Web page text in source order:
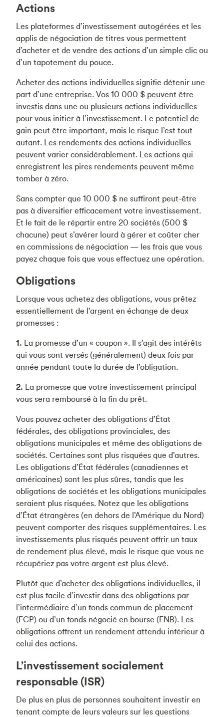
Actions
Les plateformes d’investissement autogérées et les
applis de négociation de titres vous permettent
d’acheter et de vendre des actions d’un simple clic ou
d’un tapotement du pouce.
Acheter des actions individuelles signifie détenir une
part d’une entreprise. Vos 10 000 $ peuvent être
investis dans une ou plusieurs actions individuelles
pour vous initier à l’investissement. Le potentiel de
gain peut être important, mais le risque l’est tout
autant. Les rendements des actions individuelles
peuvent varier considérablement. Les actions qui
enregistrent les pires rendements peuvent même
tomber à zéro.
Sans compter que 10 000 $ ne suffiront peut-être
pas à diversifier efficacement votre investissement.
Et le fait de le répartir entre 20 sociétés (500 $
chacune) peut s’avérer lourd à gérer et coûter cher
en commissions de négociation — les frais que vous
payez chaque fois que vous effectuez une opération.
Obligations
Lorsque vous achetez des obligations, vous prêtez
essentiellement de l’argent en échange de deux
promesses :
1. La promesse d’un « coupon ». Il s’agit des intérêts
qui vous sont versés (généralement) deux fois par
année pendant toute la durée de l’obligation.
2. La promesse que votre investissement principal
vous sera remboursé à la fin du prêt.
Vous pouvez acheter des obligations d’État
fédérales, des obligations provinciales, des
obligations municipales et même des obligations de
sociétés. Certaines sont plus risquées que d’autres.
Les obligations d’État fédérales (canadiennes et
américaines) sont les plus sûres, tandis que les
obligations de sociétés et les obligations municipales
seraient plus risquées. Notez que les obligations
d’État étrangères (en dehors de l’Amérique du Nord)
peuvent comporter des risques supplémentaires. Les
investissements plus risqués peuvent offrir un taux
de rendement plus élevé, mais le risque que vous ne
récupériez pas votre argent est plus élevé.
Plutôt que d’acheter des obligations individuelles, il
est plus facile d’investir dans des obligations par
l’intermédiaire d’un fonds commun de placement
(FCP) ou d’un fonds négocié en bourse (FNB). Les
obligations offrent un rendement attendu inférieur à
celui des actions.
L’investissement socialement
responsable (ISR)
De plus en plus de personnes souhaitent investir en
tenant compte de leurs valeurs sur les questions